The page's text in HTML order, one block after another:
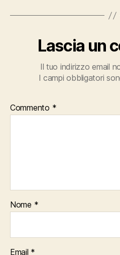
Lascia un
Il tuo indirizzo email
I campi obbligatori
Commento *
Nome *
Email *